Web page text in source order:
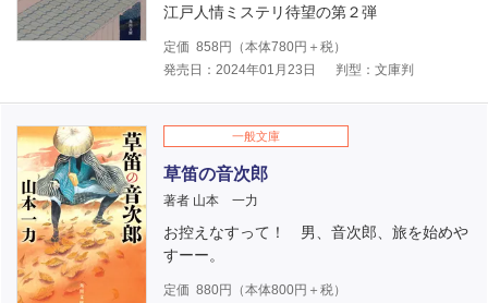
江戸人情ミステリ待望の第２弾
定価 858 円（本体780円＋税）
発売日：2024年01月23日
判型：文庫判
一般文庫
草笛の音次郎
著者 山本 一力
お控えなすって！ 男、音次郎、旅を始めや
すーー。
定価 880円（本体800円＋税）